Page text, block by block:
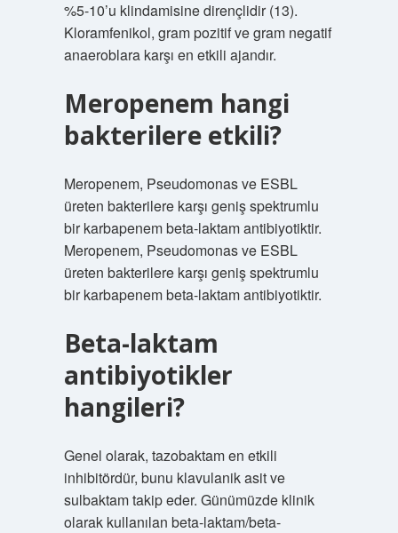
%5-10’u klindamisine dirençlidir (13).
Kloramfenikol, gram pozitif ve gram negatif
anaeroblara karşı en etkili ajandır.
Meropenem hangi
bakterilere etkili?
Meropenem, Pseudomonas ve ESBL
üreten bakterilere karşı geniş spektrumlu
bir karbapenem beta-laktam antibiyotiktir.
Meropenem, Pseudomonas ve ESBL
üreten bakterilere karşı geniş spektrumlu
bir karbapenem beta-laktam antibiyotiktir.
Beta-laktam
antibiyotikler
hangileri?
Genel olarak, tazobaktam en etkili
inhibitördür, bunu klavulanik asit ve
sulbaktam takip eder. Günümüzde klinik
olarak kullanılan beta-laktam/beta-